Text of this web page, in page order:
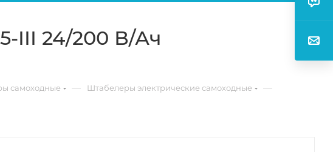
III 24/200 В/Ач
самоходные — Штабелеры электрические самоходные —